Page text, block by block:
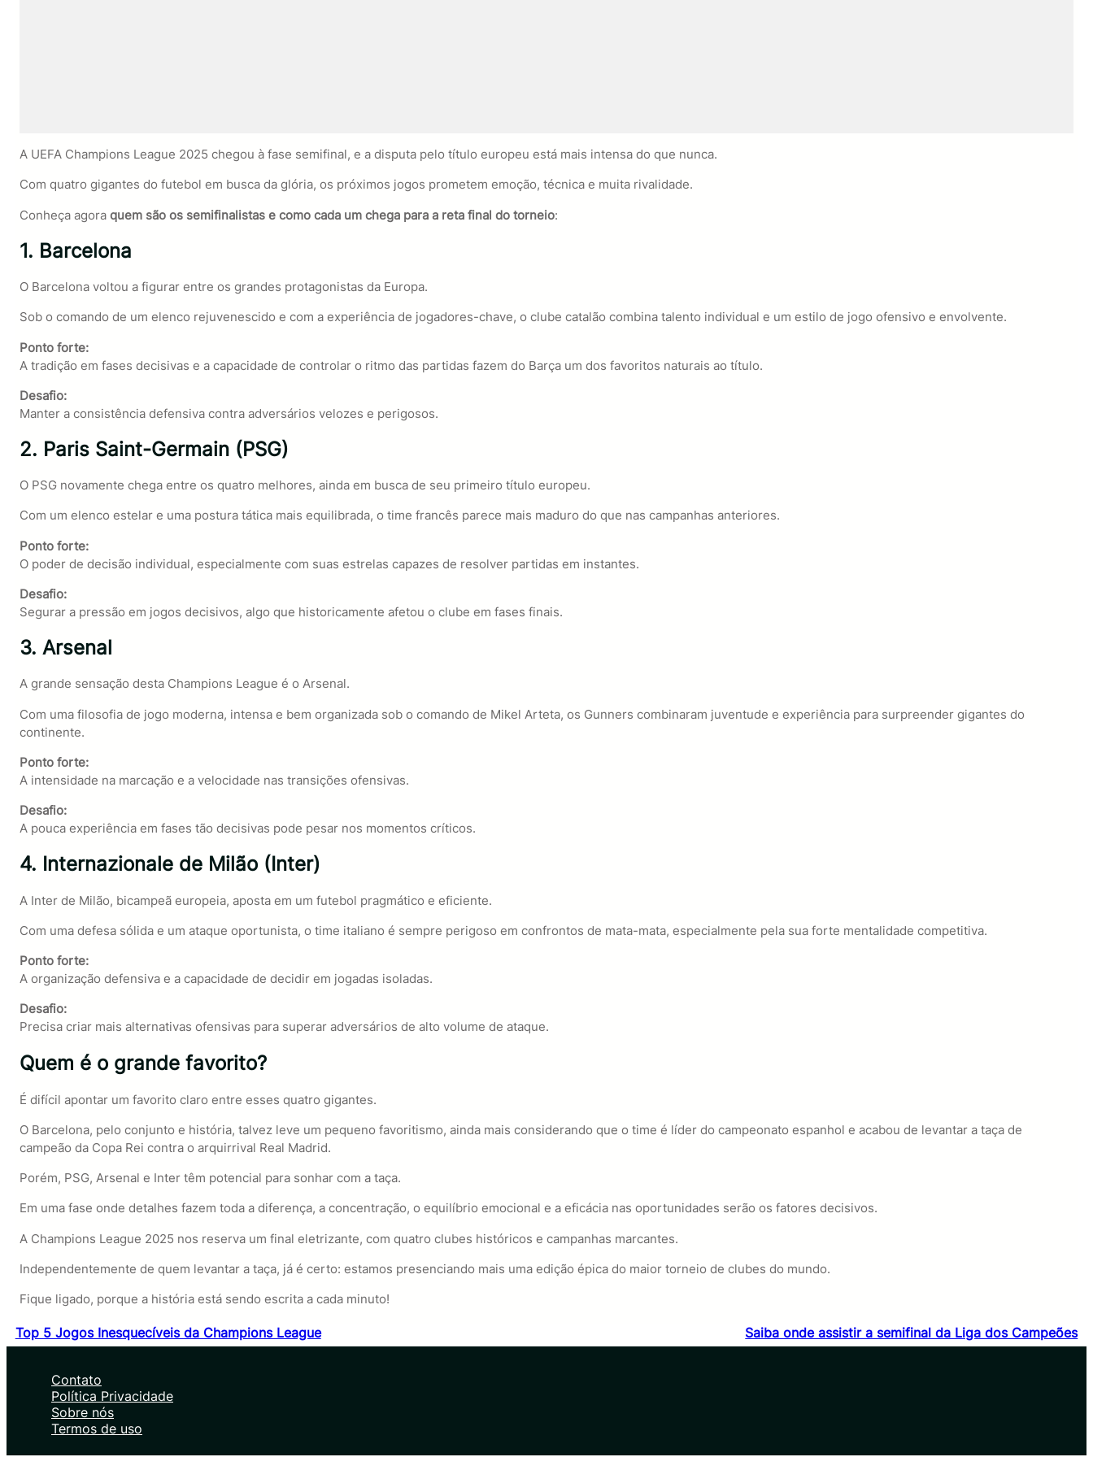
A UEFA Champions League 2025 chegou à fase semifinal, e a disputa pelo título europeu está mais intensa do que nunca.
Com quatro gigantes do futebol em busca da glória, os próximos jogos prometem emoção, técnica e muita rivalidade.
Conheça agora quem são os semifinalistas e como cada um chega para a reta final do torneio:
1. Barcelona
O Barcelona voltou a figurar entre os grandes protagonistas da Europa.
Sob o comando de um elenco rejuvenescido e com a experiência de jogadores-chave, o clube catalão combina talento individual e um estilo de jogo ofensivo e envolvente.
Ponto forte:
A tradição em fases decisivas e a capacidade de controlar o ritmo das partidas fazem do Barça um dos favoritos naturais ao título.
Desafio:
Manter a consistência defensiva contra adversários velozes e perigosos.
2. Paris Saint-Germain (PSG)
O PSG novamente chega entre os quatro melhores, ainda em busca de seu primeiro título europeu.
Com um elenco estelar e uma postura tática mais equilibrada, o time francês parece mais maduro do que nas campanhas anteriores.
Ponto forte:
O poder de decisão individual, especialmente com suas estrelas capazes de resolver partidas em instantes.
Desafio:
Segurar a pressão em jogos decisivos, algo que historicamente afetou o clube em fases finais.
3. Arsenal
A grande sensação desta Champions League é o Arsenal.
Com uma filosofia de jogo moderna, intensa e bem organizada sob o comando de Mikel Arteta, os Gunners combinaram juventude e experiência para surpreender gigantes do
continente.
Ponto forte:
A intensidade na marcação e a velocidade nas transições ofensivas.
Desafio:
A pouca experiência em fases tão decisivas pode pesar nos momentos críticos.
4. Internazionale de Milão (Inter)
A Inter de Milão, bicampeã europeia, aposta em um futebol pragmático e eficiente.
Com uma defesa sólida e um ataque oportunista, o time italiano é sempre perigoso em confrontos de mata-mata, especialmente pela sua forte mentalidade competitiva.
Ponto forte:
A organização defensiva e a capacidade de decidir em jogadas isoladas.
Desafio:
Precisa criar mais alternativas ofensivas para superar adversários de alto volume de ataque.
Quem é o grande favorito?
É difícil apontar um favorito claro entre esses quatro gigantes.
O Barcelona, pelo conjunto e história, talvez leve um pequeno favoritismo, ainda mais considerando que o time é líder do campeonato espanhol e acabou de levantar a taça de
campeão da Copa Rei contra o arquirrival Real Madrid.
Porém, PSG, Arsenal e Inter têm potencial para sonhar com a taça.
Em uma fase onde detalhes fazem toda a diferença, a concentração, o equilíbrio emocional e a eficácia nas oportunidades serão os fatores decisivos.
A Champions League 2025 nos reserva um final eletrizante, com quatro clubes históricos e campanhas marcantes.
Independentemente de quem levantar a taça, já é certo: estamos presenciando mais uma edição épica do maior torneio de clubes do mundo.
Fique ligado, porque a história está sendo escrita a cada minuto!
Top 5 Jogos Inesquecíveis da Champions League Saiba onde assistir a semifinal da Liga dos Campeões
Contato
Política Privacidade
Sobre nós
Termos de uso